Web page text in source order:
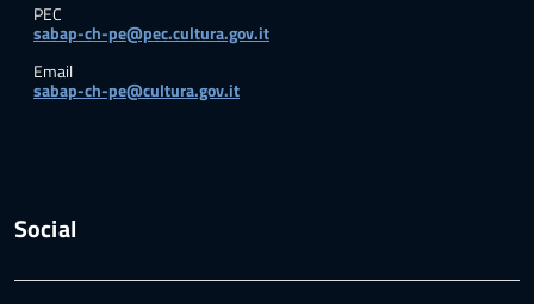
PEC
sabap-ch-pe@pec.cultura.gov.it
Email
sabap-ch-pe@cultura.gov.it
Social